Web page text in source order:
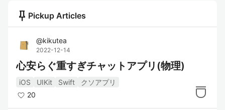
push_pin Pickup Articles
@kikutea
2022-12-14
心安らぐ重すぎチャットアプリ(物理)
iOS UIKit Swift
クソアプリ
20